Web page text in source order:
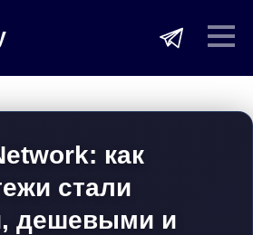
как
стали
дешевыми и